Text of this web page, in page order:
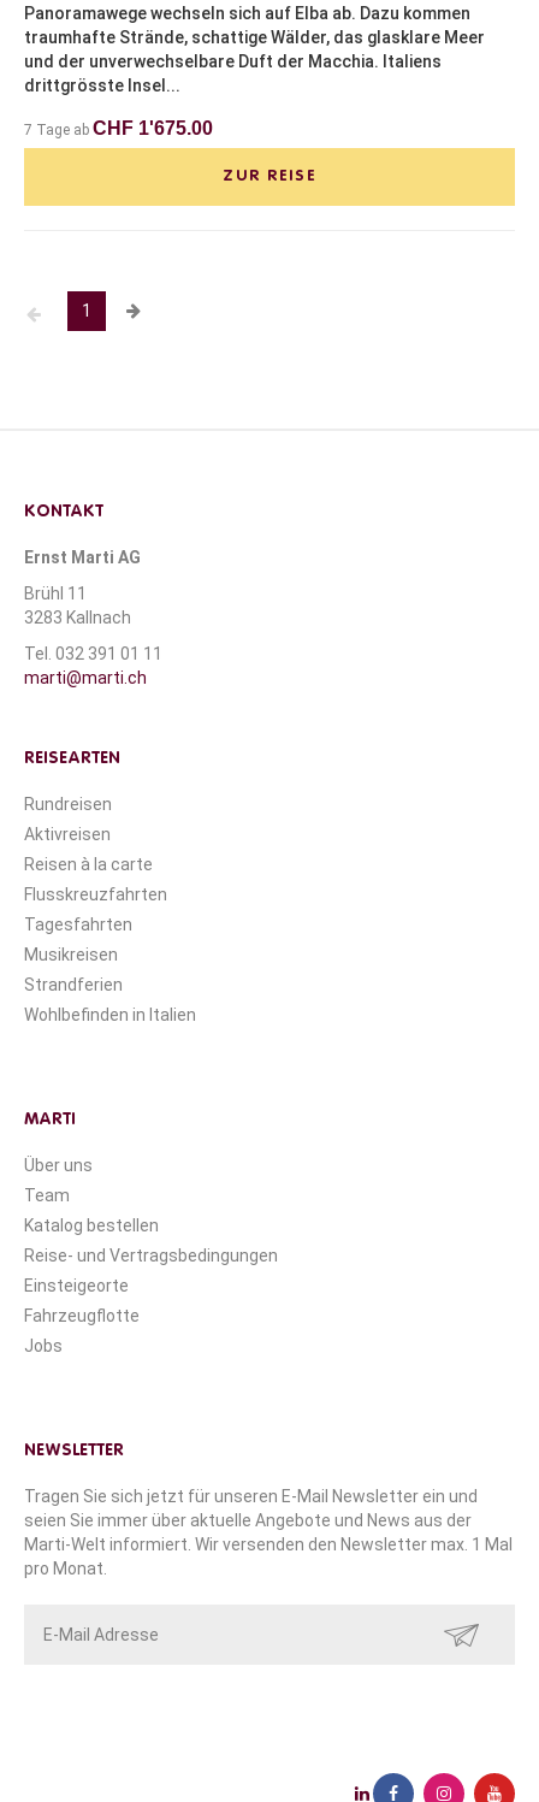
Panoramawege wechseln sich auf Elba ab. Dazu kommen
traumhafte Strände, schattige Wälder, das glasklare Meer
und der unverwechselbare Duft der Macchia. Italiens
drittgrösste Insel...
7 Tage ab CHF 1'675.00
ZUR REISE
1
KONTAKT
Ernst Marti AG
Brühl 11
3283 Kallnach
Tel. 032 391 01 11
marti@marti.ch
REISEARTEN
Rundreisen
Aktivreisen
Reisen à la carte
Flusskreuzfahrten
Tagesfahrten
Musikreisen
Strandferien
Wohlbefinden in Italien
MARTI
Über uns
Team
Katalog bestellen
Reise- und Vertragsbedingungen
Einsteigeorte
Fahrzeugflotte
Jobs
NEWSLETTER
Tragen Sie sich jetzt für unseren E-Mail Newsletter ein und
seien Sie immer über aktuelle Angebote und News aus der
Marti-Welt informiert. Wir versenden den Newsletter max. 1 Mal
pro Monat.
SENDEN